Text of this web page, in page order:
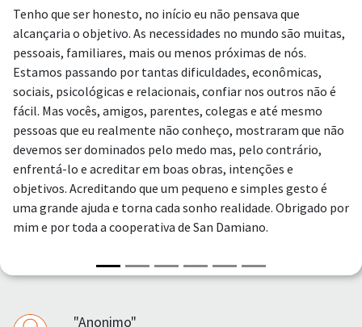
Tenho que ser honesto, no início eu não pensava que
alcançaria o objetivo. As necessidades no mundo são muitas,
pessoais, familiares, mais ou menos próximas de nós.
Estamos passando por tantas dificuldades, econômicas,
sociais, psicológicas e relacionais, confiar nos outros não é
fácil. Mas vocês, amigos, parentes, colegas e até mesmo
pessoas que eu realmente não conheço, mostraram que não
devemos ser dominados pelo medo mas, pelo contrário,
enfrentá-lo e acreditar em boas obras, intenções e
objetivos. Acreditando que um pequeno e simples gesto é
uma grande ajuda e torna cada sonho realidade. Obrigado por
mim e por toda a cooperativa de San Damiano.
"Anonimo"